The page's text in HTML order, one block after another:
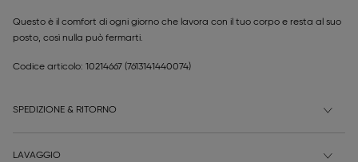
Questo è il comfort di ogni giorno che lavora con il tuo corpo e resta al suo
posto, così nulla può fermarti.
Codice articolo: 10214667 (7613141440074)
SPEDIZIONE & RITORNO
LAVAGGIO